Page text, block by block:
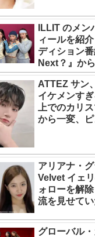
「客観的な
てるねｗｗ」
ILLIT のメン
ィールを紹
ディション
Next？』か
本人のイロ
5人組ガール
デビュー曲
いきなりの
ATTEZ サン
イケメンす
上でのカリ
から一変、
アリアナ・
Velvet イェ
ォローを解
流を見せて
由を推測
グローバル